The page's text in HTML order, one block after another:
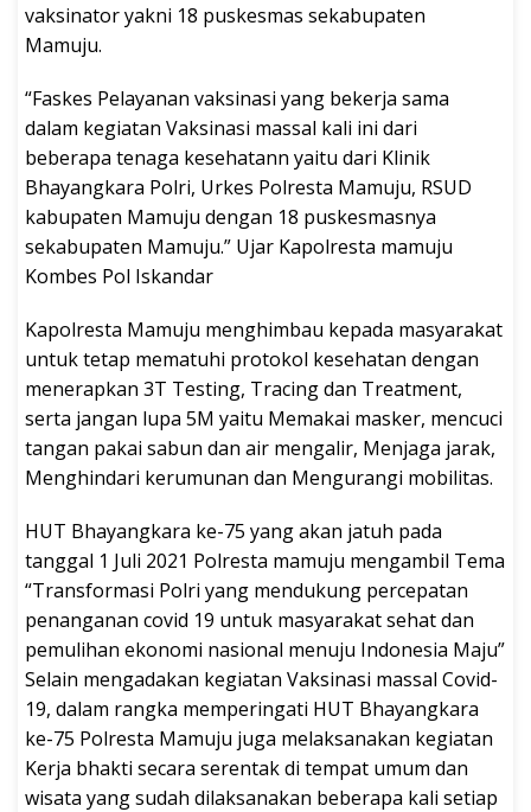
vaksinator yakni 18 puskesmas sekabupaten
Mamuju.
“Faskes Pelayanan vaksinasi yang bekerja sama
dalam kegiatan Vaksinasi massal kali ini dari
beberapa tenaga kesehatann yaitu dari Klinik
Bhayangkara Polri, Urkes Polresta Mamuju, RSUD
kabupaten Mamuju dengan 18 puskesmasnya
sekabupaten Mamuju.” Ujar Kapolresta mamuju
Kombes Pol Iskandar
Kapolresta Mamuju menghimbau kepada masyarakat
untuk tetap mematuhi protokol kesehatan dengan
menerapkan 3T Testing, Tracing dan Treatment,
serta jangan lupa 5M yaitu Memakai masker, mencuci
tangan pakai sabun dan air mengalir, Menjaga jarak,
Menghindari kerumunan dan Mengurangi mobilitas.
HUT Bhayangkara ke-75 yang akan jatuh pada
tanggal 1 Juli 2021 Polresta mamuju mengambil Tema
“Transformasi Polri yang mendukung percepatan
penanganan covid 19 untuk masyarakat sehat dan
pemulihan ekonomi nasional menuju Indonesia Maju”
Selain mengadakan kegiatan Vaksinasi massal Covid-
19, dalam rangka memperingati HUT Bhayangkara
ke-75 Polresta Mamuju juga melaksanakan kegiatan
Kerja bhakti secara serentak di tempat umum dan
wisata yang sudah dilaksanakan beberapa kali setiap